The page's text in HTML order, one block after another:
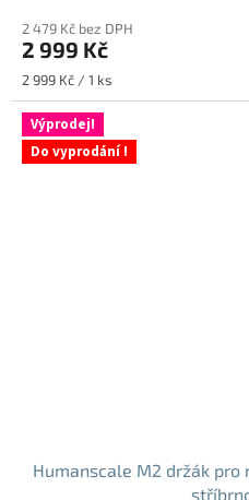
2 479 Kč bez DPH
2 999 Kč
Měrná
cena:
2 999 Kč / 1 ks
Výprodej!
Do vyprodání !
Humanscale M2 držák